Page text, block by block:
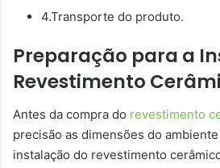
4.Transporte do produto.
Preparação para a
Revestimento
Antes da compra do revestimento
precisão as dimensões do
instalação do revestimento